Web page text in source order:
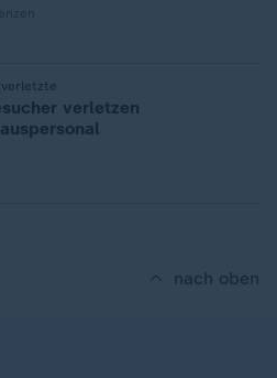
verletzen
nach oben